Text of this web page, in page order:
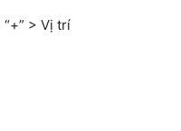
> Vị trí